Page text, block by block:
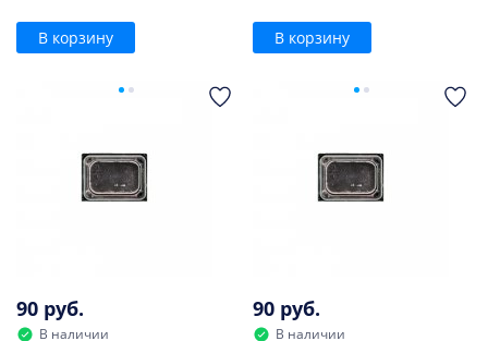
В корзину В корзину
90 руб.
В наличии
90 руб.
В наличии